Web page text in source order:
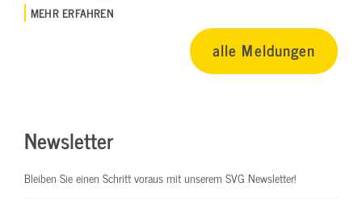
MEHR ERFAHREN
alle Meldungen
Newsletter
Bleiben Sie einen Schritt voraus mit unserem SVG Newsletter!